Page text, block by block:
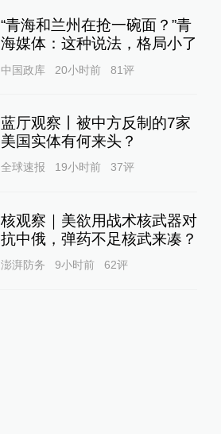
“青海和兰州在抢一碗面？”青
海媒体：这种说法，格局小了
中国政库 20小时前 81评
蓝厅观察丨被中方反制的7家
美国实体有何来头？
全球速报 19小时前 37评
核观察｜美欲用战术核武器对
抗中俄，弹药不足核武来凑？
澎湃防务 9小时前 62评